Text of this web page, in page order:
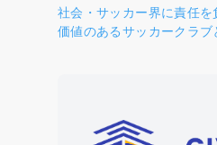
社会・サッカー界に責任
価値のあるサッカークラブ